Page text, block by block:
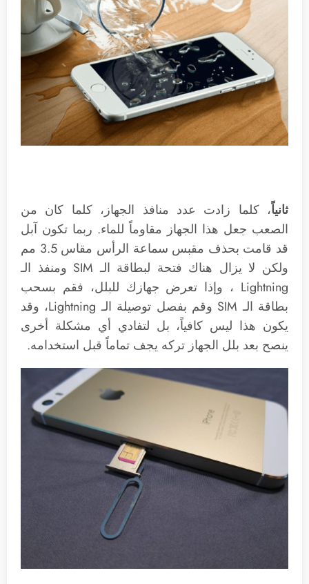
ثانياً، كلما زادت عدد منافذ الجهاز، كلما كان من
الصعب جعل هذا الجهاز مقاوماً للماء. ربما تكون آبل
قد قامت بحذف مقبس سماعة الرأس مقاس 3.5 مم
ولكن لا يزال هناك فتحة لبطاقة الـ SIM ومنفذ الـ
Lightning ، وإذا تعرض جهازك للبلل، فقم بسحب
بطاقة الـ SIM وقم بفصل توصيلة الـ Lightning، وقد
يكون هذا ليس كافياً، بل لتفادي أي مشكلة أخرى
ينصح بعد بلل الجهاز تركه يجف تماماً قبل استخدامه.